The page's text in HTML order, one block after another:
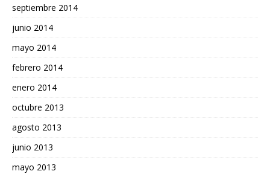
septiembre 2014
junio 2014
mayo 2014
febrero 2014
enero 2014
octubre 2013
agosto 2013
junio 2013
mayo 2013